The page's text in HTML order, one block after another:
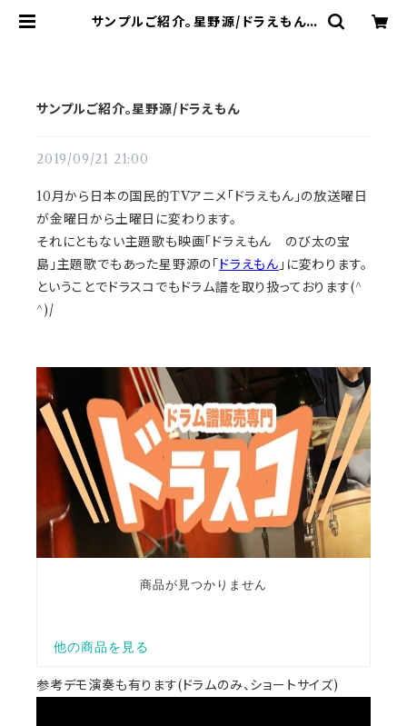
サンプルご紹介。星野源/ドラえもん |
サンプルご紹介。星野源/ドラえもん
2019/09/21 21:00
10月から日本の国民的TVアニメ「ドラえもん」の放送曜日
が金曜日から土曜日に変わります。
それにともない主題歌も映画「ドラえもん のび太の宝
島」主題歌でもあった星野源の「ドラえもん 」に変わります。
ということでドラスコでもドラム譜を取り扱っております(^
^)/
参考デモ演奏も有ります(ドラムのみ、ショートサイズ)